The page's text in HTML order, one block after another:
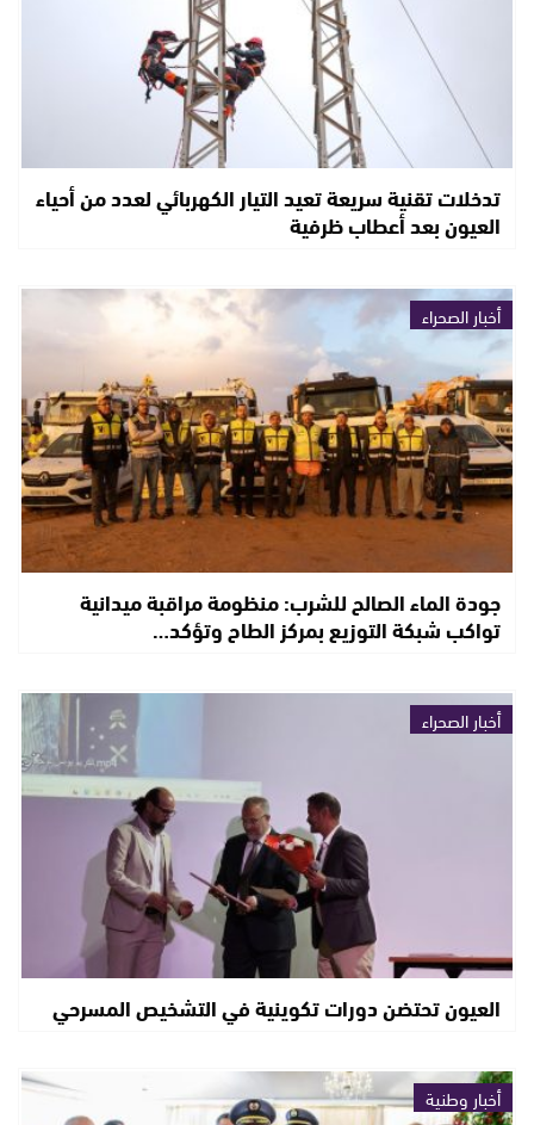
تدخلات تقنية سريعة تعيد التيار الكهربائي لعدد من أحياء
العيون بعد أعطاب ظرفية
أخبار الصحراء
جودة الماء الصالح للشرب: منظومة مراقبة ميدانية
تواكب شبكة التوزيع بمركز الطاح وتؤكد…
أخبار الصحراء
العيون تحتضن دورات تكوينية في التشخيص المسرحي
أخبار وطنية